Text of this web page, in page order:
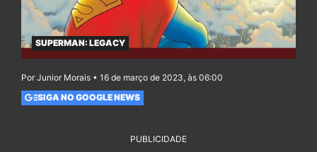
SUPERMAN: LEGACY
Por Junior Morais • 16 de março de 2023, às 06:00
SIGA NO GOOGLE NEWS
PUBLICIDADE